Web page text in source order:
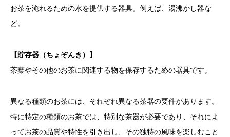
お茶を淹れるための水を提供する器具。例えば、湯沸かし器な
ど。
【貯存器（ちょぞんき）】
茶葉やその他のお茶に関連する物を保存するための器具です。
異なる種類のお茶には、それぞれ異なる茶器の要件があります。
特に特定の種類のお茶では、特別な茶器が必要であり、それによ
ってお茶の品質や特性を引き出し、その独特の風味を楽しむこと